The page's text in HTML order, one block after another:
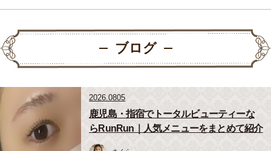
ブログ
2026.0805
鹿児島・指宿でトータルビューティーな
らRunRun｜人気メニューをまとめて紹介